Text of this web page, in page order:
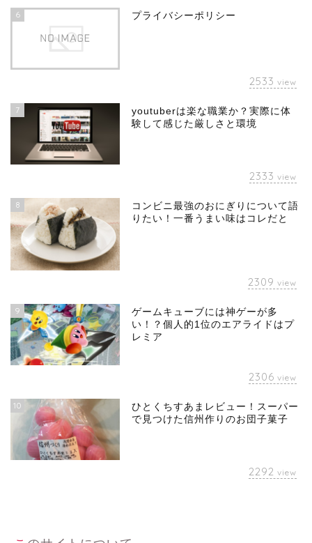
6 プライバシーポリシー
2533 view
7
youtuberは楽な職業か？実際に体
験して感じた厳しさと環境
2333 view
8
コンビニ最強のおにぎりについて語
りたい！一番うまい味はコレだと
2309 view
9
ゲームキューブには神ゲーが多
い！？個人的1位のエアライドはプ
レミア
2306 view
10
ひとくちすあまレビュー！スーパー
で見つけた信州作りのお団子菓子
2292 view